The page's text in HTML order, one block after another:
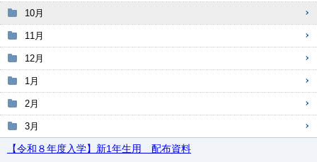
10月
11月
12月
1月
2月
3月
【令和８年度入学】新1年生用 配布資料